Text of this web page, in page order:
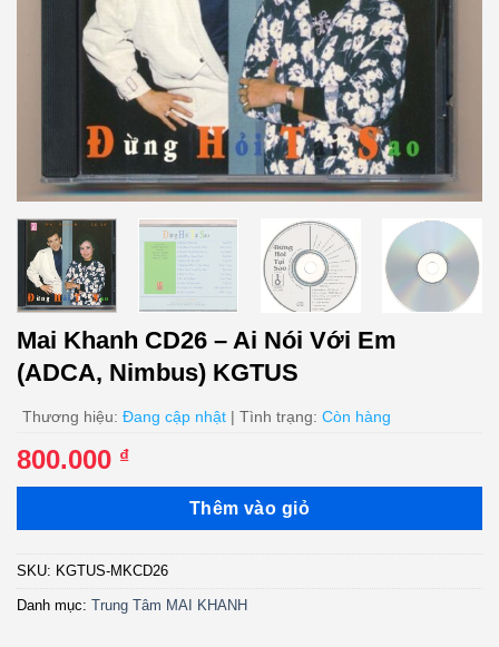
Mai Khanh CD26 – Ai Nói Với Em
(ADCA, Nimbus) KGTUS
Thương hiệu: Đang cập nhật | Tình trạng: Còn hàng
800.000 ₫
Thêm vào giỏ
SKU: KGTUS-MKCD26
Danh mục: Trung Tâm MAI KHANH